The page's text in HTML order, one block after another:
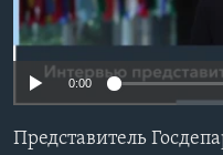
Языки
0:00
Представитель